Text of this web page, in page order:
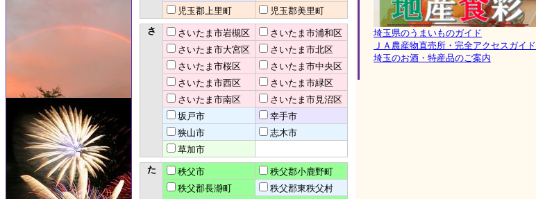
児玉郡上里町
児玉郡美里町
さ
さいたま市岩槻区
さいたま市浦和区
さいたま市大宮区
さいたま市北区
さいたま市桜区
さいたま市中央区
さいたま市西区
さいたま市緑区
さいたま市南区
さいたま市見沼区
坂戸市
幸手市
狭山市
志木市
草加市
た
秩父市
秩父郡小鹿野町
秩父郡長瀞町
秩父郡東秩父村
埼玉県のうまいものガイド
ＪＡ農産物直売所・完全アクセスガイド
埼玉のお酒・特産品のご案内